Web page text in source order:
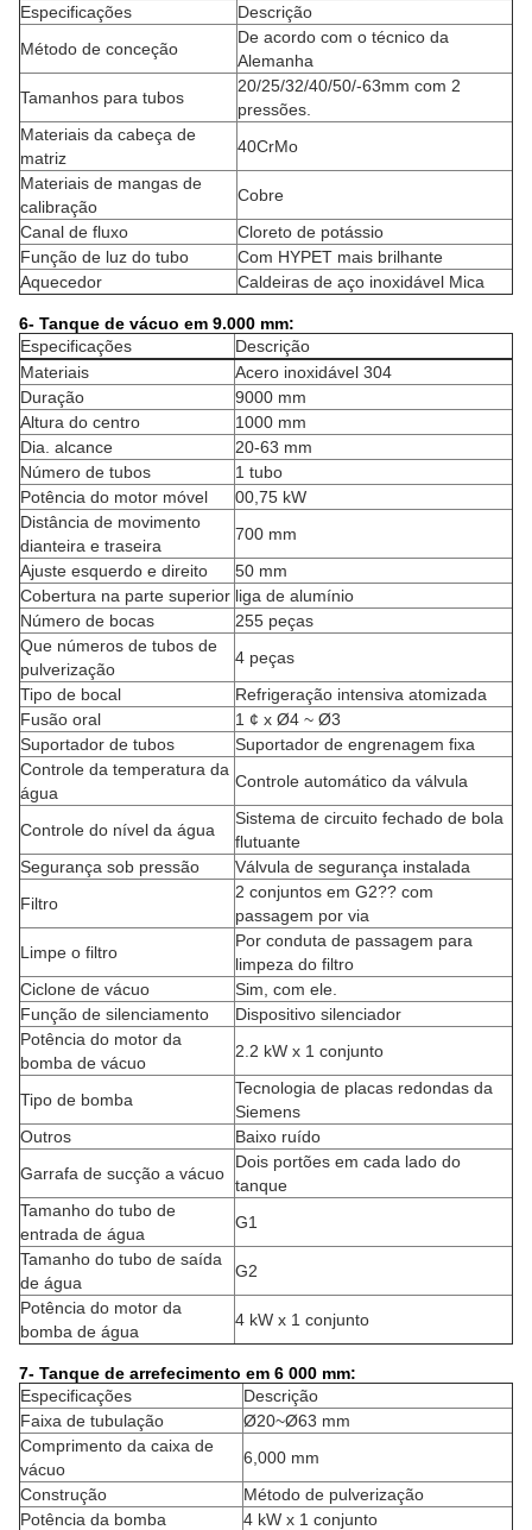
Especificações
Descrição
Método de conceção
De acordo com o técnico da
Alemanha
Tamanhos para tubos
20/25/32/40/50/-63mm com 2
pressões.
Materiais da cabeça de
matriz
40CrMo
Materiais de mangas de
calibração
Cobre
Canal de fluxo
Cloreto de potássio
Função de luz do tubo
Com HYPET mais brilhante
Aquecedor
Caldeiras de aço inoxidável Mica
6- Tanque de vácuo em 9.000 mm:
Especificações
Descrição
Materiais
Acero inoxidável 304
Duração
9000 mm
Altura do centro
1000 mm
Dia. alcance
20-63 mm
Número de tubos
1 tubo
Potência do motor móvel
00,75 kW
Distância de movimento
dianteira e traseira
700 mm
Ajuste esquerdo e direito
50 mm
Cobertura na parte superior liga de alumínio
Número de bocas
255 peças
Que números de tubos de
pulverização
4 peças
Tipo de bocal
Refrigeração intensiva atomizada
Fusão oral
1 ¢ x Ø4 ~ Ø3
Suportador de tubos
Suportador de engrenagem fixa
Controle da temperatura da
água
Controle automático da válvula
Controle do nível da água
Sistema de circuito fechado de bola
flutuante
Segurança sob pressão
Válvula de segurança instalada
Filtro
2 conjuntos em G2?? com
passagem por via
Limpe o filtro
Por conduta de passagem para
limpeza do filtro
Ciclone de vácuo
Sim, com ele.
Função de silenciamento
Dispositivo silenciador
Potência do motor da
bomba de vácuo
2.2 kW x 1 conjunto
Tipo de bomba
Tecnologia de placas redondas da
Siemens
Outros
Baixo ruído
Garrafa de sucção a vácuo
Dois portões em cada lado do
tanque
Tamanho do tubo de
entrada de água
G1
Tamanho do tubo de saída
de água
G2
Potência do motor da
bomba de água
4 kW x 1 conjunto
7- Tanque de arrefecimento em 6 000 mm:
Especificações
Descrição
Faixa de tubulação
Ø20~Ø63 mm
Comprimento da caixa de
vácuo
6,000 mm
Construção
Método de pulverização
Potência da bomba
4 kW x 1 conjunto